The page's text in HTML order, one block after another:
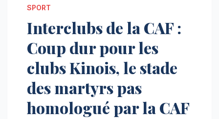
SPORT
Interclubs de la CAF :
Coup dur pour les
clubs Kinois, le stade
des martyrs pas
homologué par la CAF